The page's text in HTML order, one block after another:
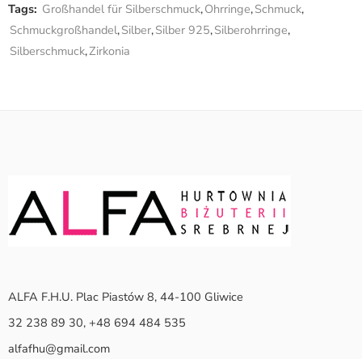
Tags: Großhandel für Silberschmuck,Ohrringe,Schmuck,
Schmuckgroßhandel,Silber,Silber 925,Silberohrringe,
Silberschmuck,Zirkonia
ALFA F.H.U. Plac Piastów 8, 44-100 Gliwice
32 238 89 30, +48 694 484 535
alfafhu@gmail.com